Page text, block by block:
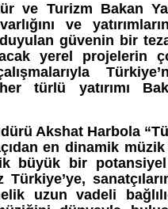
ve Turizm Bakan
ve
güvenin bir
yerel projelerin
türlü yatırımı
Akshat Harbola
en dinamik
büyük bir
uzun vadeli